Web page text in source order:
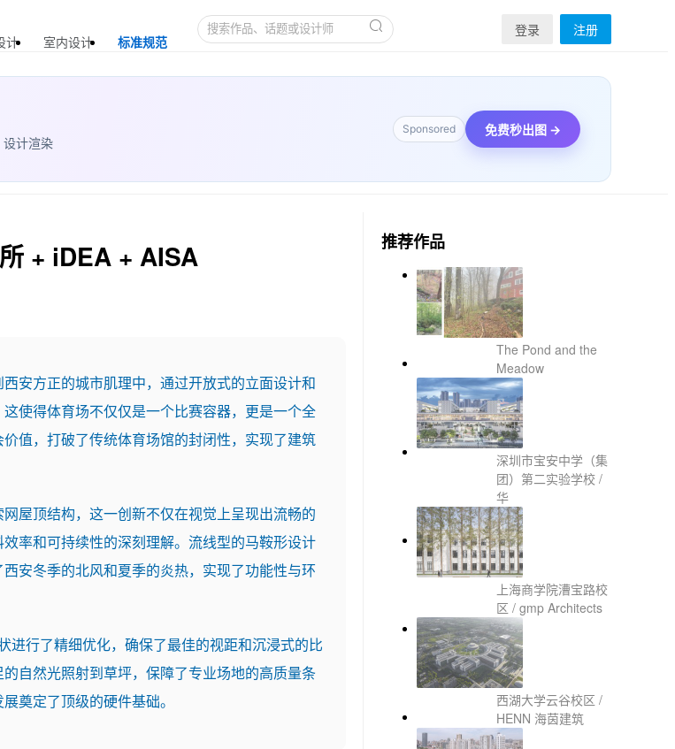
计 室内设计 标准规范
登录 注册
计渲染
Sponsored 免费秒出图 →
+ iDEA + AISA
安方正的城市肌理中，通过开放式的立面设计和
使得体育场不仅仅是一个比赛容器，更是一个全
值，打破了传统体育场馆的封闭性，实现了建筑
屋顶结构，这一创新不仅在视觉上呈现出流畅的
率和可持续性的深刻理解。流线型的马鞍形设计
安冬季的北风和夏季的炎热，实现了功能性与环
进行了精细优化，确保了最佳的视距和沉浸式的比
自然光照射到草坪，保障了专业场地的高质量条
奠定了顶级的硬件基础。
推荐作品
The Pond and the
Meadow
深圳市宝安中学（集
团）第二实验学校 /
华
上海商学院漕宝路校
区 / gmp Architects
西湖大学云谷校区 /
HENN 海茵建筑